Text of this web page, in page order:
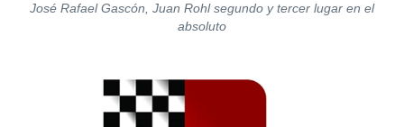
José Rafael Gascón, Juan Rohl segundo y tercer lugar en el
absoluto